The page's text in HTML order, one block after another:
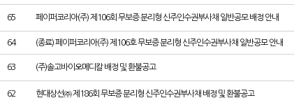
65 페이퍼코리아(주) 제106회 무보증 분리형 신주인수권부사채 일반공모 배정 안내
64 (종료) 페이퍼코리아(주) 제106호 무보증 분리형 신주인수권부사채 일반공모 안내
63 (주)솔고바이오메디칼 배정 및 환불공고
62 현대상선㈜ 제186회 무보증 분리형 신주인수권부사채 배정 및 환불공고